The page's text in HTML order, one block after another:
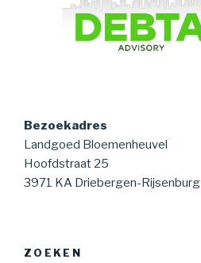
Bezoekadres
Landgoed Bloemenheuvel
Hoofdstraat 25
3971 KA Driebergen-Rijsenburg
ZOEKEN